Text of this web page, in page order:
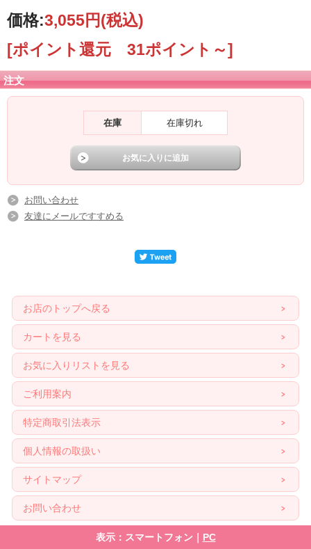
価格:3,055円(税込)
[ポイント還元 31ポイント～]
注文
在庫 在庫切れ
お問い合わせ
友達にメールですすめる
お店のトップへ戻る
カートを見る
お気に入りリストを見る
ご利用案内
特定商取引法表示
個人情報の取扱い
サイトマップ
お問い合わせ
表示：スマートフォン｜ PC